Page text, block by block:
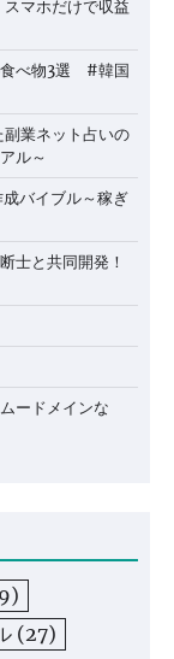
マホだけで収益
食べ物3選 #韓国
業ネット占いの
ル～
バイブル～稼ぎ
士と共同開発！
ードメインな
(27)